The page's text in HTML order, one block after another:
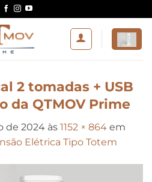
2 tomadas + USB
da QTMOV Prime
de 2024 às 1152 × 864 em
Elétrica Tipo Totem